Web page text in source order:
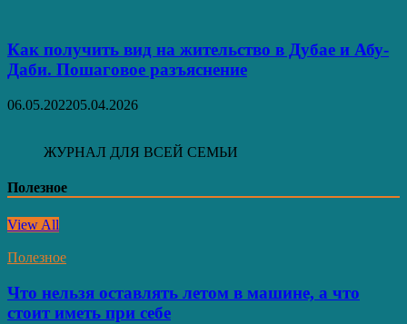
Как получить вид на жительство в Дубае и Абу-
Даби. Пошаговое разъяснение
06.05.202205.04.2026
ЖУРНАЛ ДЛЯ ВСЕЙ СЕМЬИ
Полезное
View All
Полезное
Что нельзя оставлять летом в машине, а что
стоит иметь при себе